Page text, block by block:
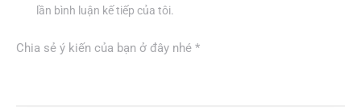
lần bình luận kế tiếp của tôi.